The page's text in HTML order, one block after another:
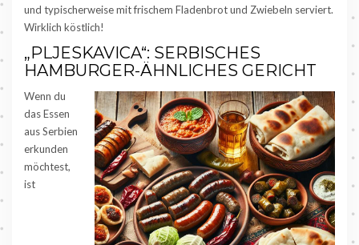
und typischerweise mit frischem Fladenbrot und Zwiebeln serviert.
Wirklich köstlich!
„PLJESKAVICA“: SERBISCHES
HAMBURGER-ÄHNLICHES GERICHT
Wenn du
das Essen
aus Serbien
erkunden
möchtest,
ist